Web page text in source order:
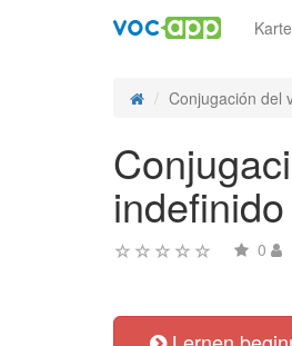
Conjugación del
0